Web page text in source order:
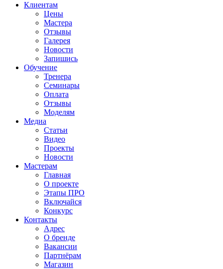
Клиентам
Цены
Мастера
Отзывы
Галерея
Новости
Запишись
Обучение
Тренера
Семинары
Оплата
Отзывы
Моделям
Медиа
Статьи
Видео
Проекты
Новости
Мастерам
Главная
О проекте
Этапы ПРО
Включайся
Конкурс
Контакты
Адрес
О бренде
Вакансии
Партнёрам
Магазин